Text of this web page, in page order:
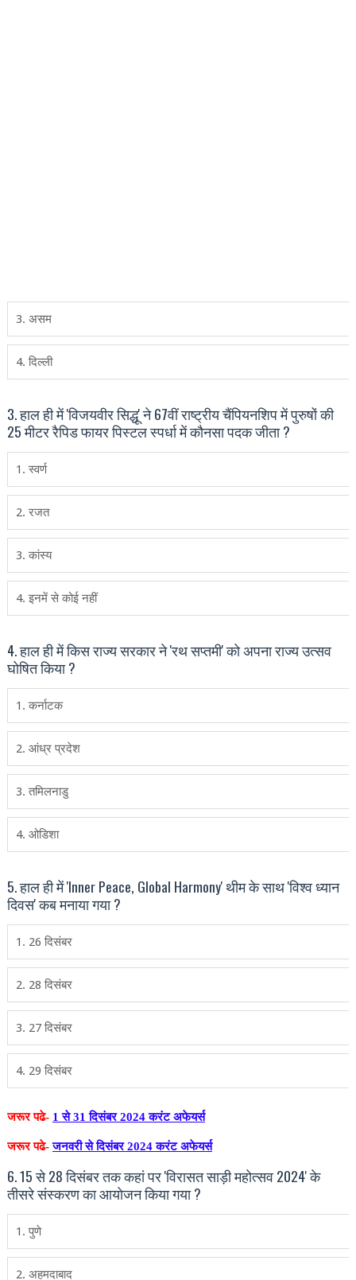
3. असम
4. दिल्‍ली
3. हाल ही में 'विजयवीर सिद्धू' ने 67वीं राष्ट्रीय चैंपियनशिप में पुरुषों की
25 मीटर रैपिड फायर पिस्टल स्पर्धा में कौनसा पदक जीता ?
1. स्वर्ण
2. रजत
3. कांस्य
4. इनमें से कोई नहीं
4. हाल ही में किस राज्य सरकार ने 'रथ सप्तमी' को अपना राज्य उत्सव
घोषित किया ?
1. कर्नाटक
2. आंध्र प्रदेश
3. तमिलनाडु
4. ओडिशा
5. हाल ही में 'Inner Peace, Global Harmony' थीम के साथ 'विश्‍व ध्‍यान
दिवस' कब मनाया गया ?
1. 26 दिसंबर
2. 28 दिसंबर
3. 27 दिसंबर
4. 29 दिसंबर
जरूर पढे- 1 से 31 दिसंबर 2024 करंट अफेयर्स
जरूर पढे-जनवरी से दिसंबर 2024 करंट अफेयर्स
6. 15 से 28 दिसंबर तक कहां पर 'विरासत साड़ी महोत्सव 2024' के
तीसरे संस्करण का आयोजन किया गया ?
1. पुणे
2. अहमदाबाद